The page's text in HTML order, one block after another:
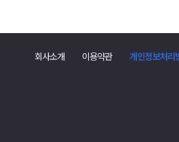
글
회사소개 이용약관 개인정보처리